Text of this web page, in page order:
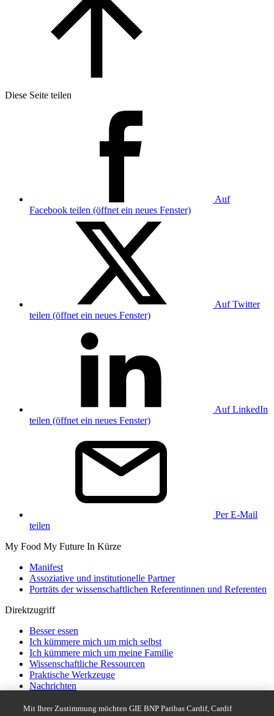
Diese Seite teilen
Auf
Facebook teilen (öffnet ein neues Fenster)
Auf Twitter
teilen (öffnet ein neues Fenster)
Auf LinkedIn
teilen (öffnet ein neues Fenster)
Per E-Mail
teilen
My Food My Future In Kürze
Manifest
Assoziative und institutionelle Partner
Porträts der wissenschaftlichen Referentinnen und Referenten
Direktzugriff
Besser essen
Ich kümmere mich um mich selbst
Ich kümmere mich um meine Familie
Wissenschaftliche Ressourcen
Praktische Werkzeuge
Nachrichten
Schnellzugriff
Mit Ihrer Zustimmung möchten GIE BNP Paribas Cardif, Cardif